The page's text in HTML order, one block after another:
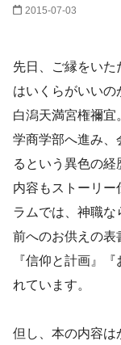
2015-07-03
先日、ご縁をいた
はいくらがいいの
白潟天満宮権禰宜
学商学部へ進み、
るという異色の経
内容もストーリー
ラムでは、神職な
前へのお供えの表
『信仰と計画』
れています。
但し、本の内容は